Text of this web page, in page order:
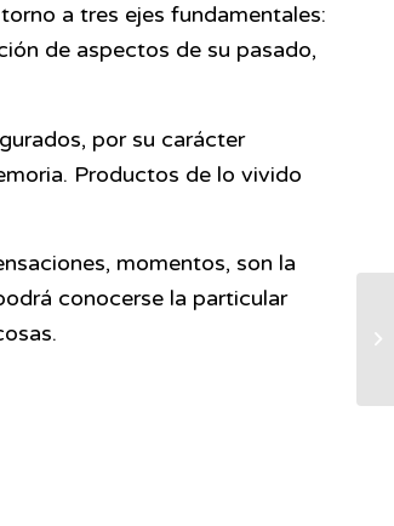
a tres ejes fundamentales:
de aspectos de su pasado,
por su carácter
Productos de lo vivido
momentos, son la
conocerse la particular